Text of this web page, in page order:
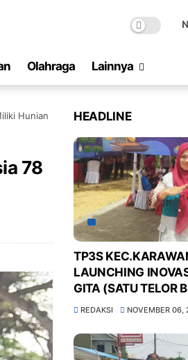
Olahraga Lainnya
Hunian
78
HEADLINE
TP3S
LAUNCHING
GITA (SATU TELOR
MASYARAKAT
ANGKA STUNTING
KEC.KARAWANG
REDAKSI NOVEMBER 06,